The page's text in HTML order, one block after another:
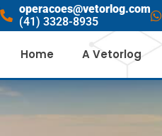
operacoes@vetorlog.com
(41) 3328-8935
Home A Vetorlog